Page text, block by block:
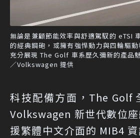
無論是兼顧節能效率與舒適駕馭的 eTSI
的經典鋼砲，或擁有強悍動力與四輪驅
充分展現 The Golf 車系歷久彌新的產品
／Volkswagen 提供
科技配備方面，The Golf
Volkswagen 新世代數位
援繁體中文介面的 MIB4